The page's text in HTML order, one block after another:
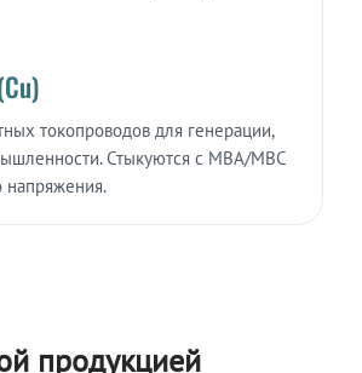
токопроводов для генерации,
Стыкуются с МВА/МВС
напряжения.
продукцией